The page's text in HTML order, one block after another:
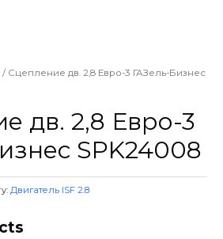
/ Сцепление дв. 2,8 Евро-3 ГАЗель-Бизнес
дв. 2,8 Евро-3
SPK24008
Двигатель ISF 2.8